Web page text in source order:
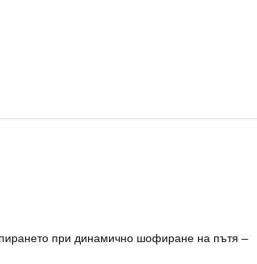
при динамично шофиране на пътя –